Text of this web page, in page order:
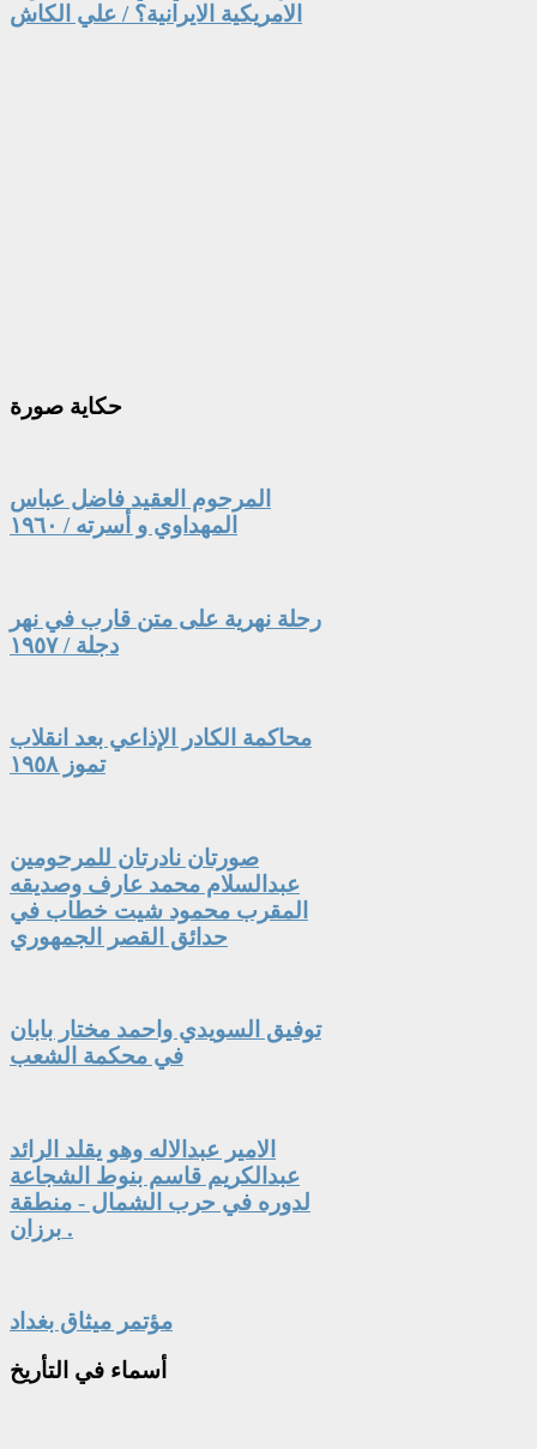
الامريكية الايرانية؟ / علي الكاش
حكاية صورة
المرحوم العقيد فاضل عباس
المهداوي و أسرته / ١٩٦٠
رحلة نهرية على متن قارب في نهر
دجلة / ١٩٥٧
محاكمة الكادر الإذاعي بعد انقلاب
تموز ١٩٥٨
صورتان نادرتان للمرحومين
عبدالسلام محمد عارف وصديقه
المقرب محمود شيت خطاب في
حدائق القصر الجمهوري
توفيق السويدي واحمد مختار بابان
في محكمة الشعب
الامير عبدالاله وهو يقلد الرائد
عبدالكريم قاسم بنوط الشجاعة
لدوره في حرب الشمال - منطقة
برزان .
مؤتمر ميثاق بغداد
أسماء في التأريخ